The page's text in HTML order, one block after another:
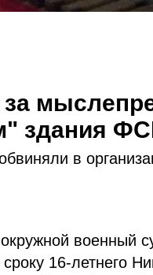
здания
в
военный
16-летнего